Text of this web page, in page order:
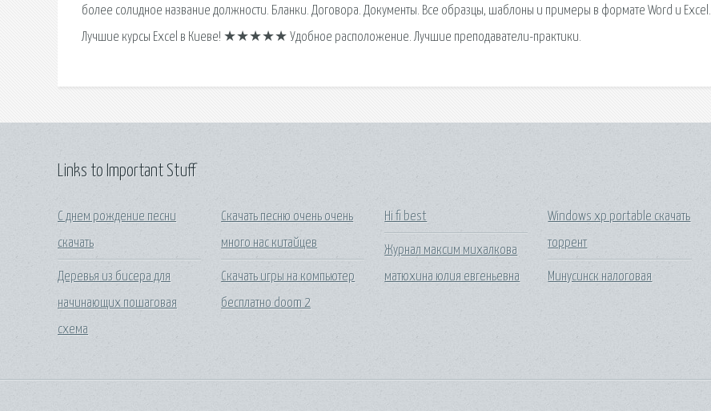
более солидное название должности. Бланки. Договора. Документы. Все образцы, шаблоны и примеры в формате Word и Excel.
Лучшие курсы Excel в Киеве! ★★★★★ Удобное расположение. Лучшие преподаватели-практики.
Links to Important Stuff
С днем рождение песни
скачать
Деревья из бисера для
начинающих пошаговая
схема
Скачать песню очень очень
много нас китайцев
Скачать игры на компьютер
бесплатно doom 2
Hi fi best
Журнал максим михалкова
матюхина юлия евгеньевна
Windows xp portable скачать
торрент
Минусинск налоговая